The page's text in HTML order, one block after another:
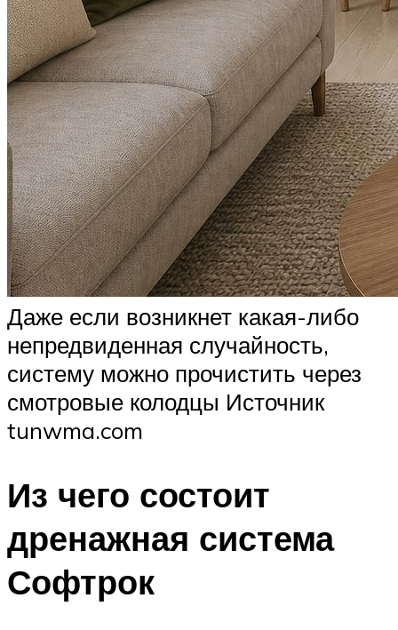
Даже если возникнет какая-либо
непредвиденная случайность,
систему можно прочистить через
смотровые колодцы Источник
tunwma.com
Из чего состоит
дренажная система
Софтрок